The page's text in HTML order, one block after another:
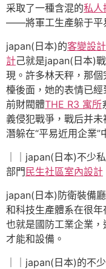
采取了一種含混的私人
——將軍工生產躲于平
japan(日本)的客變設計
計己就是japan(日本)
現。許多林天秤，那
檯後面，她的表情已
前財閥體THE R3 寓所
義侵犯戰爭，戰后并
潛躲在“平易近用企業”
｜｜japan(日本)不少私
部門民生社區室內設計
japan(日本)防衛裝備
和科技生產體系在很年
也就是國防工業企業
才能和設備。
｜｜japan(日本)的不